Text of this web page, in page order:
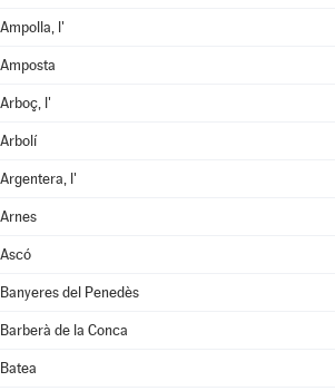
Ampolla, l'
Amposta
Arboç, l'
Arbolí
Argentera, l'
Arnes
Ascó
Banyeres del Penedès
Barberà de la Conca
Batea